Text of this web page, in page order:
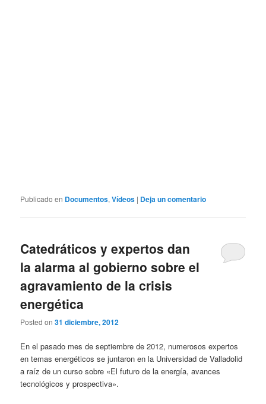
Publicado en Documentos,Vídeos | Deja un comentario
Catedráticos y expertos dan
la alarma al gobierno sobre el
agravamiento de la crisis
energética
Posted on31 diciembre, 2012
En el pasado mes de septiembre de 2012, numerosos expertos
en temas energéticos se juntaron en la Universidad de Valladolid
a raíz de un curso sobre «El futuro de la energía, avances
tecnológicos y prospectiva».